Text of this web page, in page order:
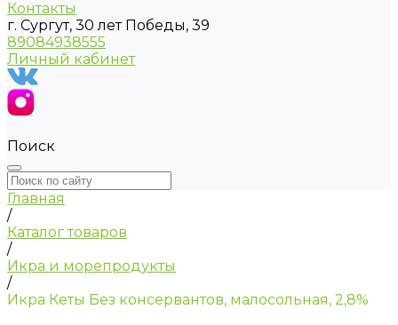
Контакты
г. Сургут, 30 лет Победы, 39
89084938555
Личный кабинет
Поиск
Главная
/
Каталог товаров
/
Икра и морепродукты
/
Икра Кеты Без консервантов, малосольная, 2,8%